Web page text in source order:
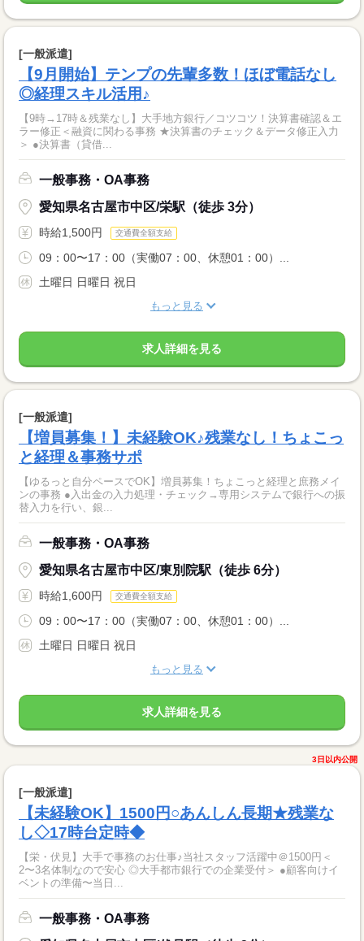
[一般派遣]
【9月開始】テンプの先輩多数！ほぼ電話なし
◎経理スキル活用♪
【9時→17時＆残業なし】大手地方銀行／コツコツ！決算書確認＆エ
ラー修正＜融資に関わる事務 ★決算書のチェック＆データ修正入力
＞ ●決算書（貸借...
一般事務・OA事務
愛知県名古屋市中区/栄駅（徒歩 3分）
時給1,500円 交通費全額支給
09：00〜17：00（実働07：00、休憩01：00）...
土曜日 日曜日 祝日
もっと見る
求人詳細を見る
[一般派遣]
【増員募集！】未経験OK♪残業なし！ちょこっ
と経理＆事務サポ
【ゆるっと自分ペースでOK】増員募集！ちょこっと経理と庶務メイ
ンの事務 ●入出金の入力処理・チェック→専用システムで銀行への振
替入力を行い、銀...
一般事務・OA事務
愛知県名古屋市中区/東別院駅（徒歩 6分）
時給1,600円 交通費全額支給
09：00〜17：00（実働07：00、休憩01：00）...
土曜日 日曜日 祝日
もっと見る
求人詳細を見る
3日以内公開
[一般派遣]
【未経験OK】1500円○あんしん長期★残業な
し◇17時台定時◆
【栄・伏見】大手で事務のお仕事♪当社スタッフ活躍中＠1500円＜
2〜3名体制なので安心 ◎大手都市銀行での企業受付＞ ●顧客向けイ
ベントの準備〜当日...
一般事務・OA事務